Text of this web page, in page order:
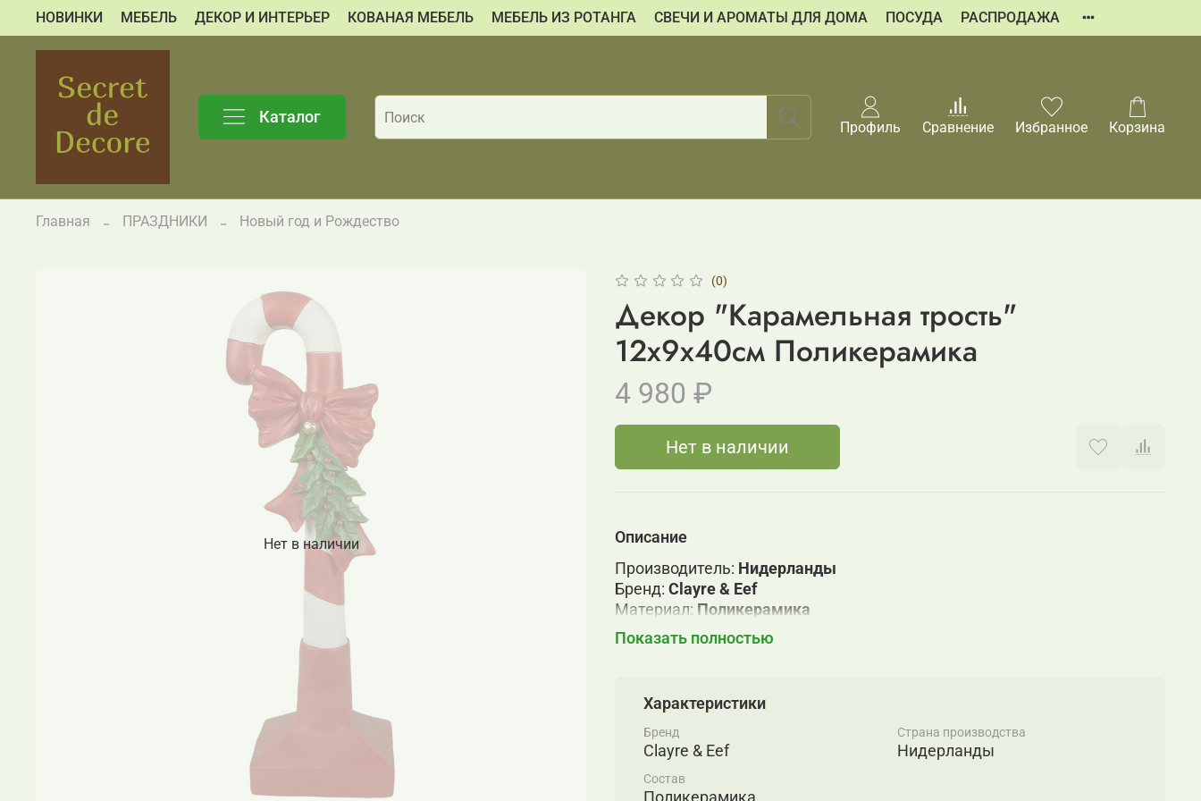
НОВИНКИ МЕБЕЛЬ ДЕКОР И ИНТЕРЬЕР КОВАНАЯ МЕБЕЛЬ МЕБЕЛЬ ИЗ РОТАНГА СВЕЧИ И АРОМАТЫ ДЛЯ ДОМА ПОСУДА РАСПРОДАЖА
Каталог
Профиль Сравнение Избранное Корзина
Главная ПРАЗДНИКИ Новый год и Рождество
Нет в наличии
(0)
Декор "Карамельная трость"
12x9x40см Поликерамика
4 980 ₽
Нет в наличии
Описание
Производитель: Нидерланды
Бренд: Clayre & Eef
Материал: Поликерамика
Размер:
Страна бренда: НИДЕРЛАНДЫ
Показать полностью
Характеристики
Бренд
Clayre & Eef
Страна производства
Нидерланды
Состав
Поликерамика